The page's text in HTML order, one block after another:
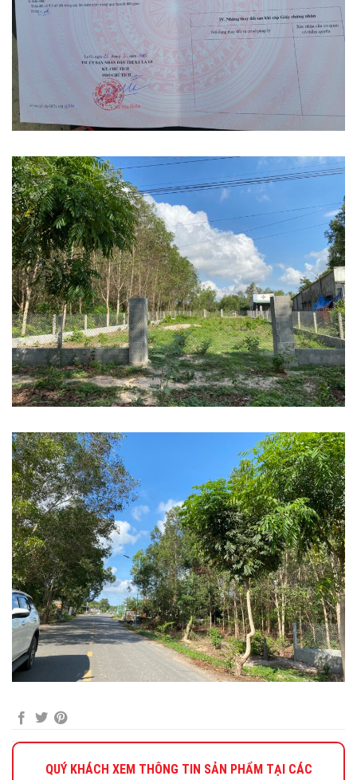
QUÝ KHÁCH XEM THÔNG TIN SẢN PHẨM TẠI CÁC